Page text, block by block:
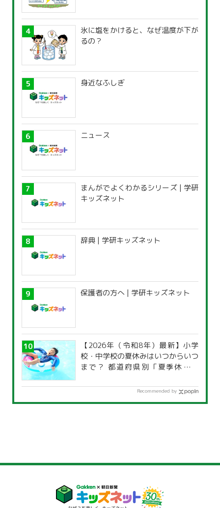
氷に塩をかけると、なぜ温度が下が
るの？
身近なふしぎ
ニュース
まんがでよくわかるシリーズ | 学研
キッズネット
辞典 | 学研キッズネット
保護者の方へ | 学研キッズネット
【2026年（令和8年）最新】小学
校・中学校の夏休みはいつからいつ
まで？ 都道府県別「夏季休暇一
Recommended by